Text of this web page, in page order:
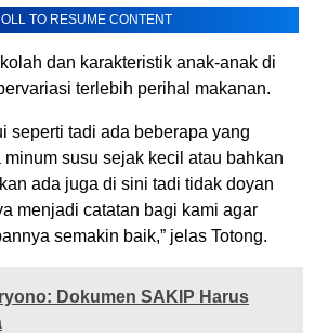
TO RESUME CONTENT
dan karakteristik anak-anak di
terlebih perihal makanan.
seperti tadi ada beberapa yang
susu sejak kecil atau bahkan
ada juga di sini tadi tidak doyan
menjadi catatan bagi kami agar
semakin baik,” jelas Totong.
Dokumen SAKIP Harus